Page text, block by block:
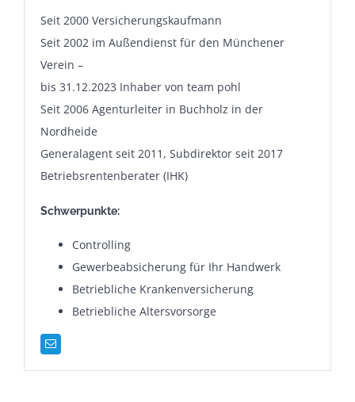
Seit 2000 Versicherungskaufmann
Seit 2002 im Außendienst für den Münchener
Verein –
bis 31.12.2023 Inhaber von team pohl
Seit 2006 Agenturleiter in Buchholz in der
Nordheide
Generalagent seit 2011, Subdirektor seit 2017
Betriebsrentenberater (IHK)
Schwerpunkte:
Controlling
Gewerbeabsicherung für Ihr Handwerk
Betriebliche Krankenversicherung
Betriebliche Altersvorsorge